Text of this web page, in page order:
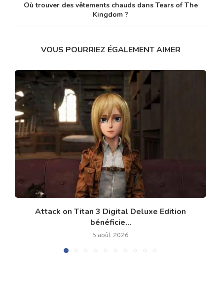
Où trouver des vêtements chauds dans Tears of The
Kingdom ?
VOUS POURRIEZ ÉGALEMENT AIMER
Attack on Titan 3 Digital Deluxe Edition
bénéficie...
5 août 2026